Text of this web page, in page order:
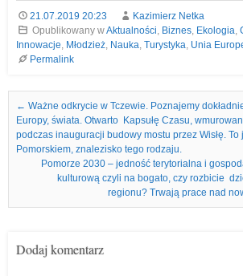
21.07.2019 20:23
Kazimierz Netka
Opublikowany wAktualności, Biznes, Ekologia,
Innowacje, Młodzież, Nauka, Turystyka, Unia
Permalink
Nawigacja we wpisach
← Ważne odkrycie w Tczewie. Poznajemy
Europy, świata. Otwarto Kapsułę Czasu,
podczas inauguracji budowy mostu przez Wisłę.
Pomorskiem, znalezisko tego rodzaju.
Pomorze 2030 – jedność terytorialna i
kulturową czyli na bogato, czy rozbicie
regionu? Trwają prace nad
Dodaj komentarz